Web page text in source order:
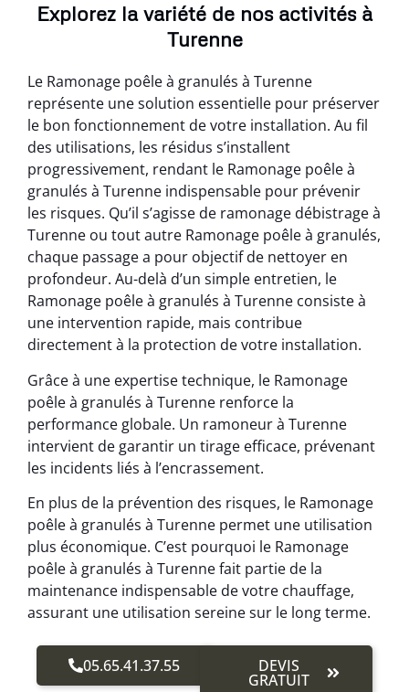
Explorez la variété de nos activités à
Turenne
Le Ramonage poêle à granulés à Turenne
représente une solution essentielle pour préserver
le bon fonctionnement de votre installation. Au fil
des utilisations, les résidus s’installent
progressivement, rendant le Ramonage poêle à
granulés à Turenne indispensable pour prévenir
les risques. Qu’il s’agisse de ramonage débistrage à
Turenne ou tout autre Ramonage poêle à granulés,
chaque passage a pour objectif de nettoyer en
profondeur. Au-delà d’un simple entretien, le
Ramonage poêle à granulés à Turenne consiste à
une intervention rapide, mais contribue
directement à la protection de votre installation.
Grâce à une expertise technique, le Ramonage
poêle à granulés à Turenne renforce la
performance globale. Un ramoneur à Turenne
intervient de garantir un tirage efficace, prévenant
les incidents liés à l’encrassement.
En plus de la prévention des risques, le Ramonage
poêle à granulés à Turenne permet une utilisation
plus économique. C’est pourquoi le Ramonage
poêle à granulés à Turenne fait partie de la
maintenance indispensable de votre chauffage,
assurant une utilisation sereine sur le long terme.
05.65.41.37.55 DEVIS
GRATUIT